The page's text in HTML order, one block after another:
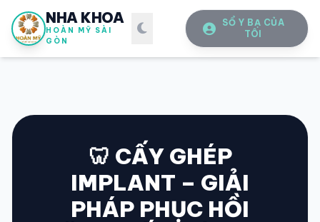
NHA KHOA
HOÀN MỸ SÀI
GÒN
SỔ Y BẠ CỦA
TÔI
SỔ Y BẠĐIỆN TỬ
Vui lòng đăng nhập bằng Số điện thoại đã đăng ký.
🦷 CẤY GHÉP
IMPLANT – GIẢI
PHÁP PHỤC HỒI